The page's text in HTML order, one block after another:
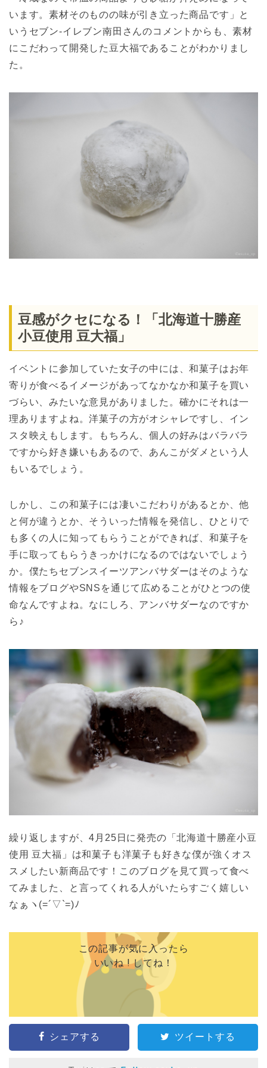
います。素材そのものの味が引き立った商品です」と
いうセブン-イレブン南田さんのコメントからも、素材
にこだわって開発した豆大福であることがわかりまし
た。
豆感がクセになる！「北海道十勝産
小豆使用 豆大福」
イベントに参加していた女子の中には、和菓子はお年
寄りが食べるイメージがあってなかなか和菓子を買い
づらい、みたいな意見がありました。確かにそれは一
理ありますよね。洋菓子の方がオシャレですし、イン
スタ映えもします。もちろん、個人の好みはバラバラ
ですから好き嫌いもあるので、あんこがダメという人
もいるでしょう。
しかし、この和菓子には凄いこだわりがあるとか、他
と何が違うとか、そういった情報を発信し、ひとりで
も多くの人に知ってもらうことができれば、和菓子を
手に取ってもらうきっかけになるのではないでしょう
か。僕たちセブンスイーツアンバサダーはそのような
情報をブログやSNSを通じて広めることがひとつの使
命なんですよね。なにしろ、アンバサダーなのですか
ら♪
繰り返しますが、4月25日に発売の「北海道十勝産小豆
使用 豆大福」は和菓子も洋菓子も好きな僕が強くオス
スメしたい新商品です！このブログを見て買って食べ
てみました、と言ってくれる人がいたらすごく嬉しい
なぁヽ(=´▽`=)ﾉ
この記事が気に入ったら
いいね ! してね！
シェアする ツイートする